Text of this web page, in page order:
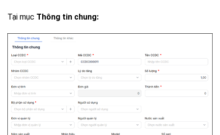
Tại mục Thông tin chung: